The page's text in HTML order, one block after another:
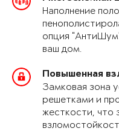
Наполнение
опция
ваш дом.
Повышенная
Замковая зона
решетками и
жесткости, что